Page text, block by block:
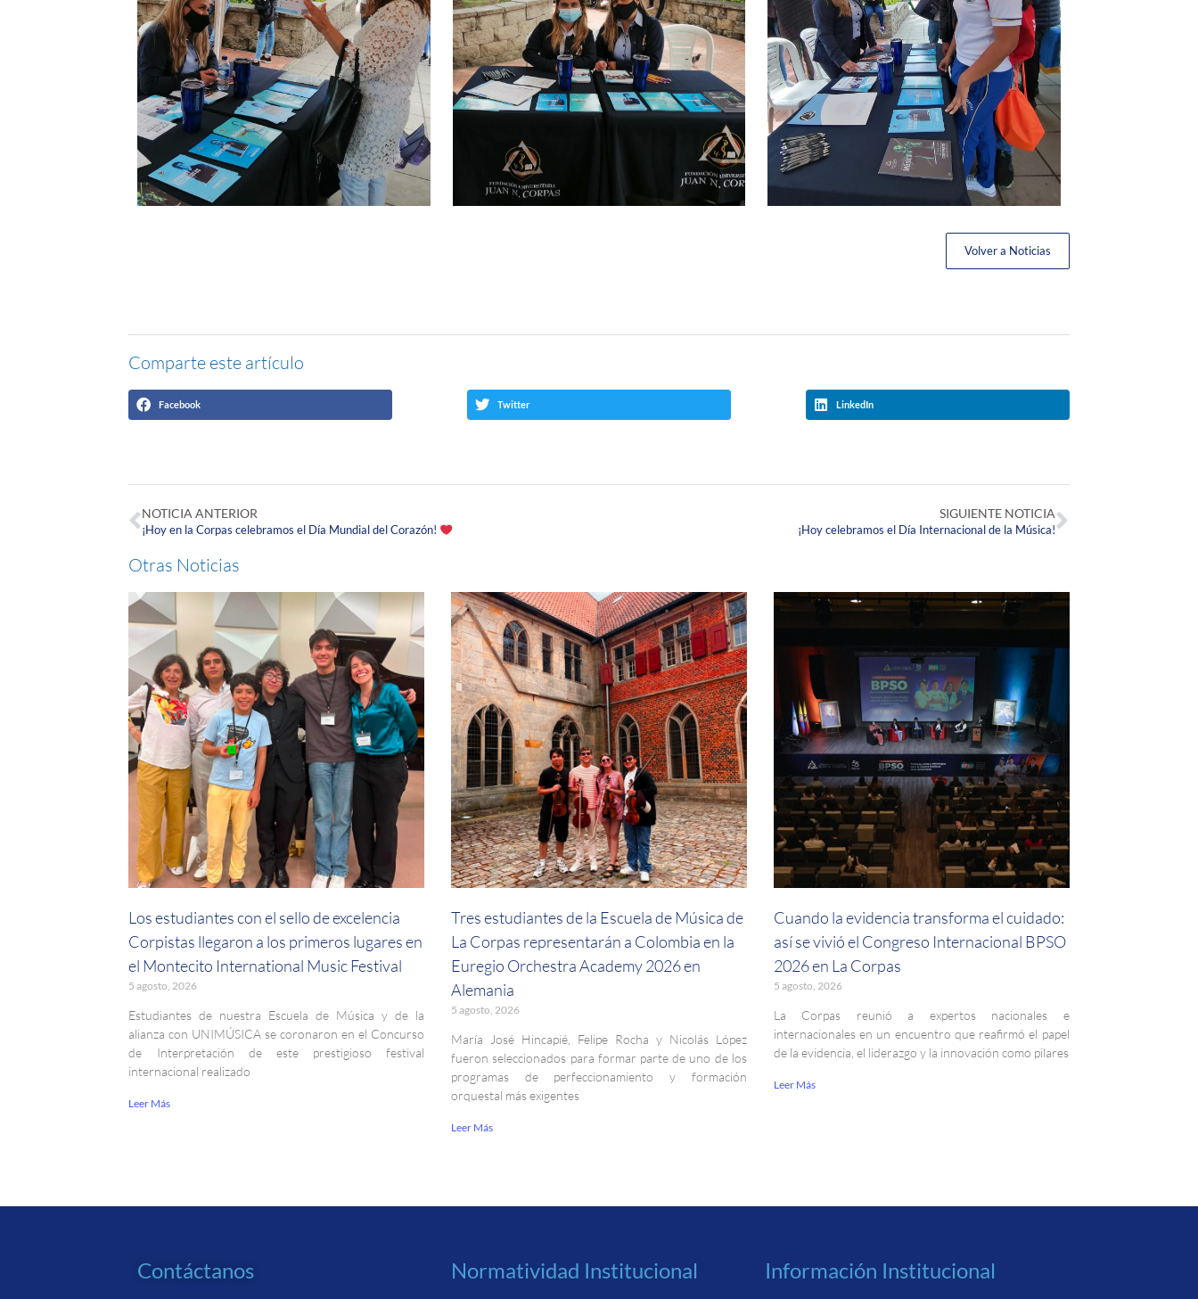
Volver a Noticias
Comparte este artículo
Facebook Twitter LinkedIn
NOTICIA ANTERIOR
¡Hoy en la Corpas celebramos el Día Mundial del Corazón!
SIGUIENTE NOTICIA
¡Hoy celebramos el Día Internacional de la Música!
Otras Noticias
Los estudiantes con el sello de excelencia
Corpistas llegaron a los primeros lugares en
el Montecito International Music Festival
5 agosto, 2026
Estudiantes de nuestra Escuela de Música y de la
alianza con UNIMÚSICA se coronaron en el Concurso
de Interpretación de este prestigioso festival
internacional realizado
Leer Más
Tres estudiantes de la Escuela de Música de
La Corpas representarán a Colombia en la
Euregio Orchestra Academy 2026 en
Alemania
5 agosto, 2026
María José Hincapié, Felipe Rocha y Nicolás López
fueron seleccionados para formar parte de uno de los
programas de perfeccionamiento y formación
orquestal más exigentes
Leer Más
Cuando la evidencia transforma el cuidado:
así se vivió el Congreso Internacional BPSO
2026 en La Corpas
5 agosto, 2026
La Corpas reunió a expertos nacionales e
internacionales en un encuentro que reafirmó el papel
de la evidencia, el liderazgo y la innovación como pilares
Leer Más
Contáctanos Normatividad Institucional Información Institucional